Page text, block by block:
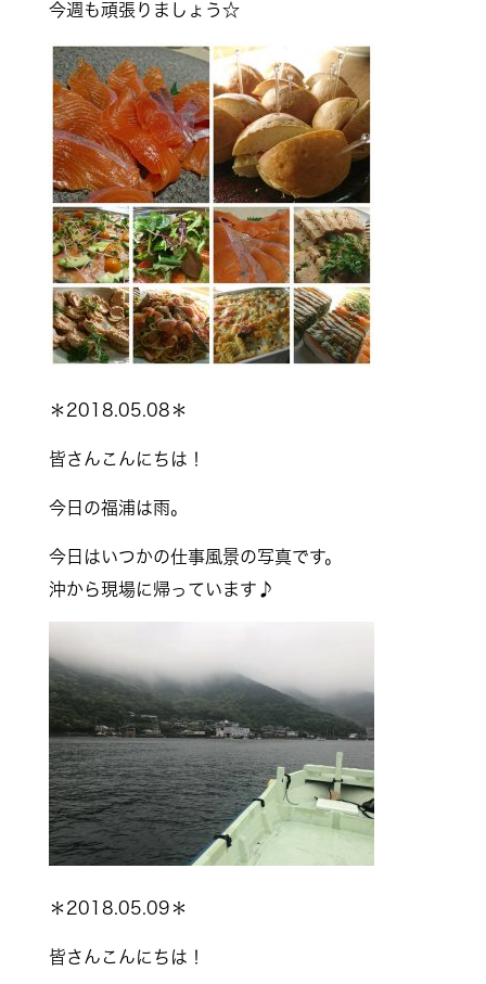
今週も頑張りましょう☆
＊2018.05.08＊
皆さんこんにちは！
今日の福浦は雨。
今日はいつかの仕事風景の写真です。
沖から現場に帰っています♪
＊2018.05.09＊
皆さんこんにちは！